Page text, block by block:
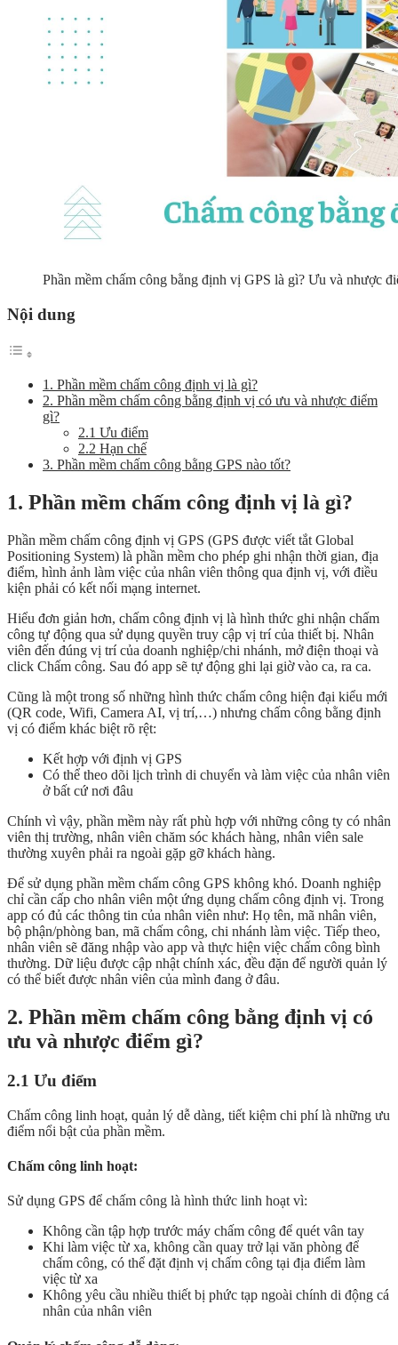
Phần mềm chấm công bằng định vị GPS là gì? Ưu và nhược
Nội dung
1. Phần mềm chấm công định vị là gì?
2. Phần mềm chấm công bằng định vị có ưu và nhược điểm
gì?
2.1 Ưu điểm
2.2 Hạn chế
3. Phần mềm chấm công bằng GPS nào tốt?
1. Phần mềm chấm công định vị là gì?
Phần mềm chấm công định vị GPS (GPS được viết tắt Global
Positioning System) là phần mềm cho phép ghi nhận thời gian, địa
điểm, hình ảnh làm việc của nhân viên thông qua định vị, với điều
kiện phải có kết nối mạng internet.
Hiểu đơn giản hơn, chấm công định vị là hình thức ghi nhận chấm
công tự động qua sử dụng quyền truy cập vị trí của thiết bị. Nhân
viên đến đúng vị trí của doanh nghiệp/chi nhánh, mở điện thoại và
click Chấm công. Sau đó app sẽ tự động ghi lại giờ vào ca, ra ca.
Cũng là một trong số những hình thức chấm công hiện đại kiểu mới
(QR code, Wifi, Camera AI, vị trí,…) nhưng chấm công bằng định
vị có điểm khác biệt rõ rệt:
Kết hợp với định vị GPS
Có thể theo dõi lịch trình di chuyển và làm việc của nhân viên
ở bất cứ nơi đâu
Chính vì vậy, phần mềm này rất phù hợp với những công ty có nhân
viên thị trường, nhân viên chăm sóc khách hàng, nhân viên sale
thường xuyên phải ra ngoài gặp gỡ khách hàng.
Để sử dụng phần mềm chấm công GPS không khó. Doanh nghiệp
chỉ cần cấp cho nhân viên một ứng dụng chấm công định vị. Trong
app có đủ các thông tin của nhân viên như: Họ tên, mã nhân viên,
bộ phận/phòng ban, mã chấm công, chi nhánh làm việc. Tiếp theo,
nhân viên sẽ đăng nhập vào app và thực hiện việc chấm công bình
thường. Dữ liệu được cập nhật chính xác, đều đặn để người quản lý
có thể biết được nhân viên của mình đang ở đâu.
2. Phần mềm chấm công bằng định vị có
ưu và nhược điểm gì?
2.1 Ưu điểm
Chấm công linh hoạt, quản lý dễ dàng, tiết kiệm chi phí là những ưu
điểm nổi bật của phần mềm.
Chấm công linh hoạt:
Sử dụng GPS để chấm công là hình thức linh hoạt vì:
Không cần tập hợp trước máy chấm công để quét vân tay
Khi làm việc từ xa, không cần quay trở lại văn phòng để
chấm công, có thể đặt định vị chấm công tại địa điểm làm
việc từ xa
Không yêu cầu nhiều thiết bị phức tạp ngoài chính di động cá
nhân của nhân viên